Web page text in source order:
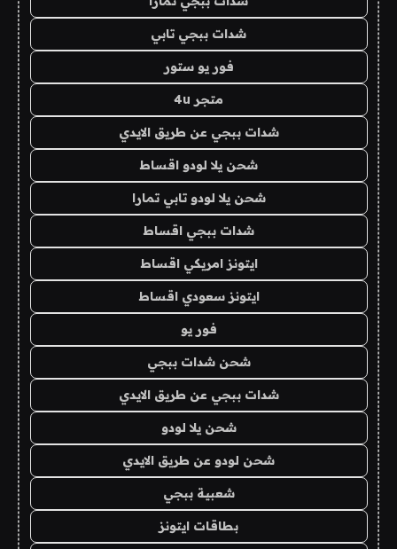
شدات ببجي تابي
فور يو ستور
متجر 4u
شدات ببجي عن طريق الايدي
شحن يلا لودو اقساط
شحن يلا لودو تابي تمارا
شدات ببجي اقساط
ايتونز امريكي اقساط
ايتونز سعودي اقساط
فور يو
شحن شدات ببجي
شدات ببجي عن طريق الايدي
شحن يلا لودو
شحن لودو عن طريق الايدي
شعبية ببجي
بطاقات ايتونز